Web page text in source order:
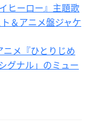
ヒーロー』主題歌
＆アニメ盤ジャケ
メ『ひとりじめ
グナル」のミュー